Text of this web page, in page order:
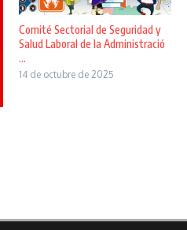
Comité Sectorial de Seguridad y
Salud Laboral de la Administració
...
14 de octubre de 2025